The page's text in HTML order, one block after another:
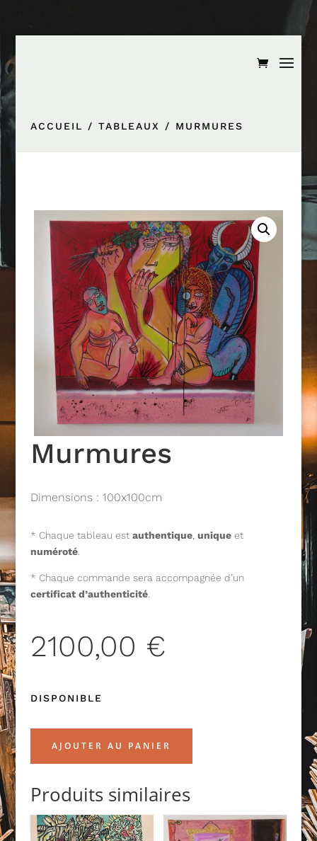
ACCUEIL / TABLEAUX / MURMURES
Murmures
Dimensions : 100x100cm
* Chaque tableau est authentique, uniqueet
numéroté.
* Chaque commande sera accompagnée d’un
certificat d’authenticité.
2100,00 €
DISPONIBLE
AJOUTER AU PANIER
Produits similaires